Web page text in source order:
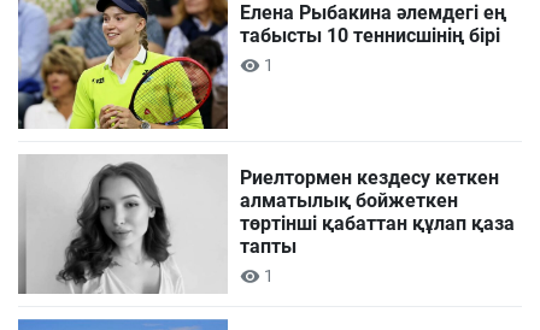
Елена Рыбакина әлемдегі ең
табысты 10 теннисшінің бірі
1
Риелтормен кездесу кеткен
алматылық бойжеткен
төртінші қабаттан құлап қаза
тапты
1